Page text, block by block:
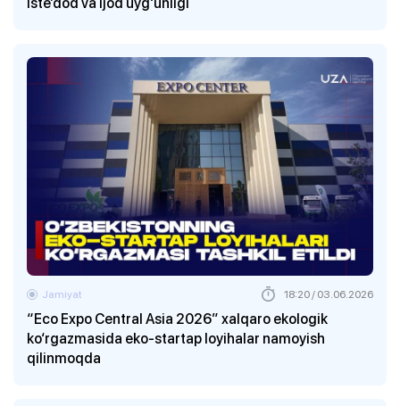
“Eco Expo Central Asia 2026” xalqaro ekologik
ko‘rgazmasida eko-startap loyihalar namoyish
qilinmoqda
Jamiyat 18:20 / 03.06.2026